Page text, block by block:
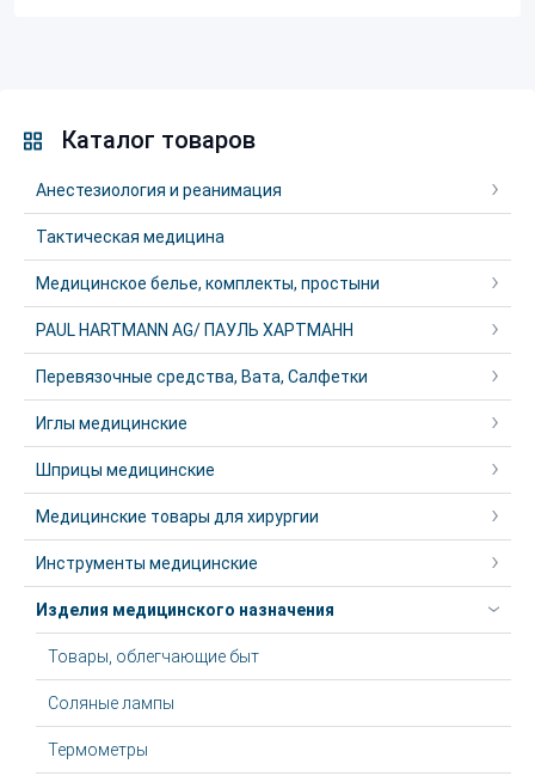
Каталог товаров
Анестезиология и реанимация
Тактическая медицина
Медицинское белье, комплекты, простыни
PAUL HARTMANN AG/ ПАУЛЬ ХАРТМАНН
Перевязочные средства, Вата, Салфетки
Иглы медицинские
Шприцы медицинские
Медицинские товары для хирургии
Инструменты медицинские
Изделия медицинского назначения
Товары, облегчающие быт
Соляные лампы
Термометры